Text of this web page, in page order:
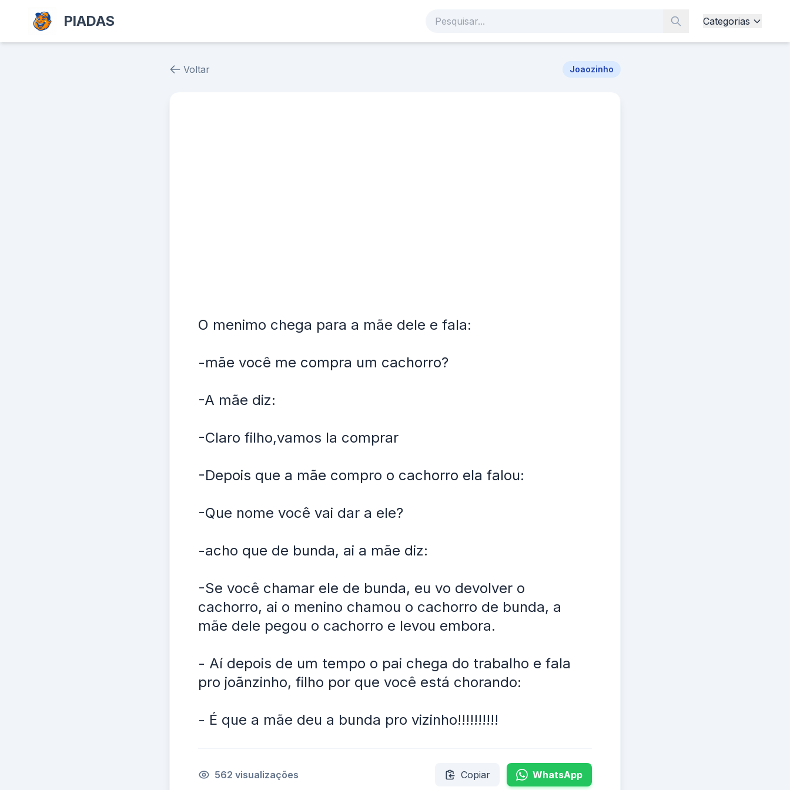
PIADAS Categorias
Voltar Joaozinho
O menimo chega para a mãe dele e fala:
-mãe você me compra um cachorro?
-A mãe diz:
-Claro filho,vamos la comprar
-Depois que a mãe compro o cachorro ela falou:
-Que nome você vai dar a ele?
-acho que de bunda, ai a mãe diz:
-Se você chamar ele de bunda, eu vo devolver o
cachorro, ai o menino chamou o cachorro de bunda, a
mãe dele pegou o cachorro e levou embora.
- Aí depois de um tempo o pai chega do trabalho e fala
pro joãnzinho, filho por que você está chorando:
- É que a mãe deu a bunda pro vizinho!!!!!!!!!!
562 visualizações Copiar WhatsApp